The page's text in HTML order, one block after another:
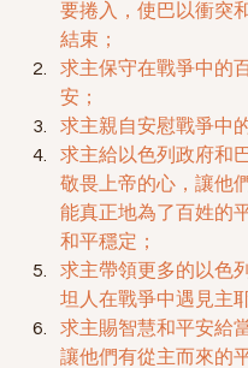
要捲入，使巴以衝突
結束；
求主保守在戰爭中的
安；
求主親自安慰戰爭中
求主給以色列政府和
敬畏上帝的心，讓他
能真正地為了百姓的
和平穩定；
求主帶領更多的以色
坦人在戰爭中遇見主
求主賜智慧和平安給
讓他們有從主而來的